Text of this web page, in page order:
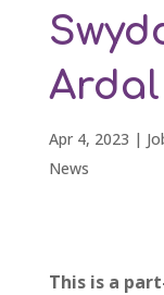
Apr 4, 2023 |
News
This is a